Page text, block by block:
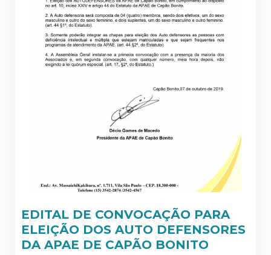
EDITAL DE CONVOCAÇÃO PARA
ELEIÇÃO DOS AUTO DEFENSORES
DA APAE DE CAPÃO BONITO